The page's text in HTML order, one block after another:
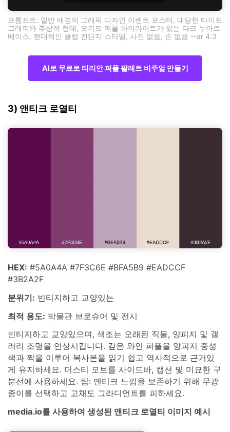
프롬프트: 일반 배경의 그래픽 디자인 이벤트 포스터, 대담한 타이포
그래피와 추상적 형태, 오키드 퍼플 하이라이트가 있는 다크 누아르
베이스, 현대적인 클럽 전단지 스타일, 사진 없음, 손 없음 --ar 4:3
AI로 무료로 티리안 퍼플 팔레트 비주얼 만들기
3) 앤티크 로열티
HEX: #5A0A4A #7F3C6E #BFA5B9 #EADCCF
#3B2A2F
분위기: 빈티지하고 교양있는
최적 용도: 박물관 브로슈어 및 전시
빈티지하고 교양있으며, 색조는 오래된 직물, 양피지 및 갤
러리 조명을 연상시킵니다. 깊은 와인 퍼플을 양피지 중성
색과 짝을 이루어 복사본을 읽기 쉽고 역사적으로 근거있
게 유지하세요. 더스티 모브를 사이드바, 캡션 및 미묘한 구
분선에 사용하세요. 팁: 앤티크 느낌을 보존하기 위해 무광
종이를 선택하고 고채도 그라디언트를 피하세요.
media.io를 사용하여 생성된 앤티크 로열티 이미지 예시